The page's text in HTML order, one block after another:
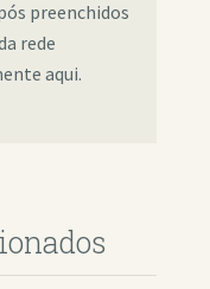
preenchidos
rede
aqui.